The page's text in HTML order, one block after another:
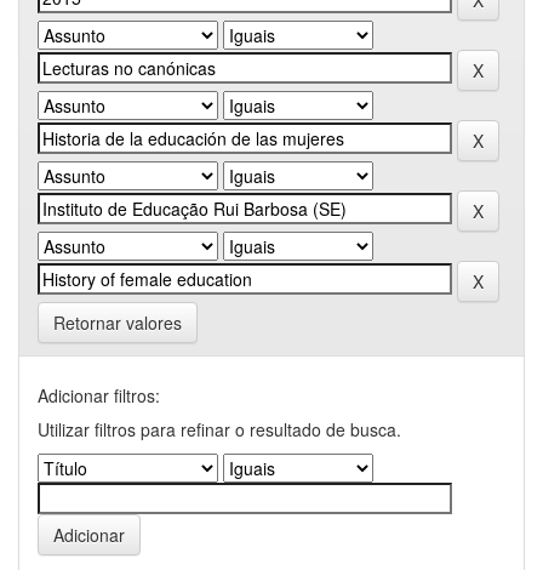
Retornar valores
Adicionar filtros:
Utilizar filtros para refinar o resultado de busca.